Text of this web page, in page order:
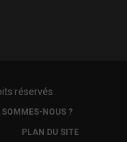
réservés
SOMMES-NOUS ?
PLAN DU SITE